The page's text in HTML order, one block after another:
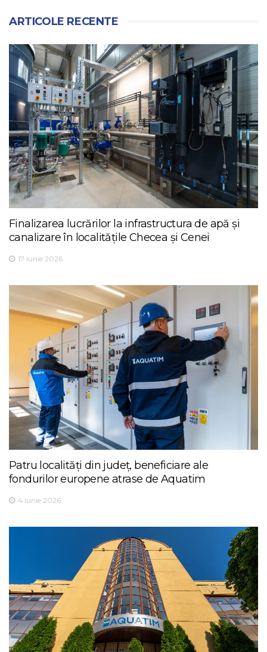
ARTICOLE RECENTE
Finalizarea lucrărilor la infrastructura de apă și
canalizare în localitățile Checea și Cenei
17 iunie 2026
Patru localități din județ, beneficiare ale
fondurilor europene atrase de Aquatim
4 iunie 2026